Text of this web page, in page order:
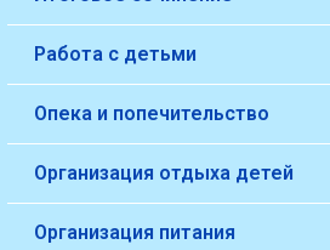
Работа с детьми
Опека и попечительство
Организация отдыха детей
Организация питания